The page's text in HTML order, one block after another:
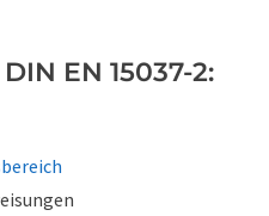
EN 15037-2: